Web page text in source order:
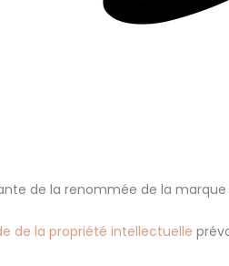
de la renommée de la
de la propriété intellectuelle